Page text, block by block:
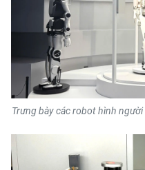
Trưng bày các robot hình